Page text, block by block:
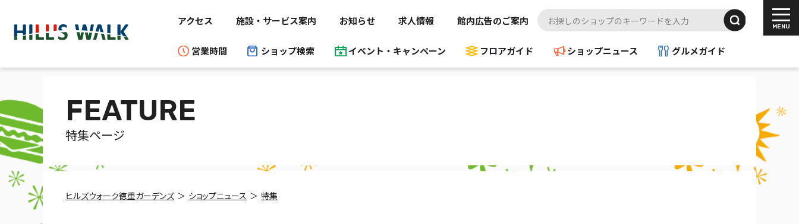
アクセス 施設・サービス案内 お知らせ 求人情報 館内広告のご案内
営業時間 ショップ検索 イベント・キャンペーン フロアガイド ショップニュース グルメガイド
FEATURE
特集ページ
ヒルズウォーク徳重ガーデンズ ショップニュース 特集